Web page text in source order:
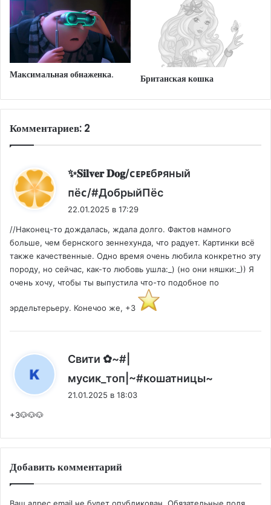
Максимальная обнаженка. Британская кошка
Комментариев: 2
✨️𝐒𝐢𝐥𝐯𝐞𝐫 𝐃𝐨𝐠/ᴄᴇᴩᴇбᴩяный
ᴨёᴄ/#ДобрыйПёс
22.01.2025 в 17:29
//Наконец-то дождалась, ждала долго. Фактов намного
больше, чем бернского зеннехунда, что радует. Картинки всё
также качественные. Одно время очень любила конкретно эту
породу, но сейчас, как-то любовь ушла:_) (но они няшки:_)) Я
очень хочу, чтобы ты выпустила что-то подобное по
эрдельтерьеру. Конечоо же, +3
Свити ✿~#|
мусик_топ|~#кошатницы~
21.01.2025 в 18:03
+3🐶🐶🐶
Добавить комментарий
Ваш адрес email не будет опубликован. Обязательные поля